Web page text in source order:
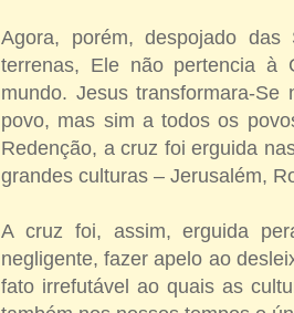
Agora, porém, despojado das
terrenas, Ele não pertencia à
mundo. Jesus transformara-
povo, mas sim a todos os
Redenção, a cruz foi erguida
grandes culturas – Jerusalém,
A cruz foi, assim, erguida
negligente, fazer apelo ao
fato irrefutável ao quais as